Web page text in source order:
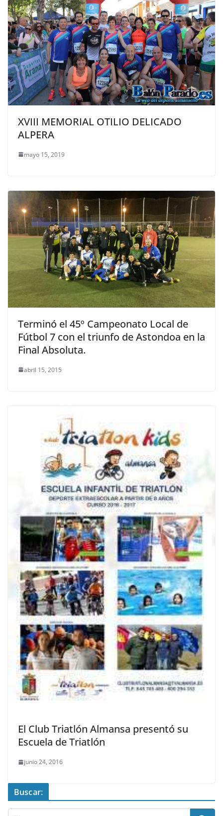
XVIII MEMORIAL OTILIO DELICADO
ALPERA
mayo 15, 2019
Terminó el 45º Campeonato Local de
Fútbol 7 con el triunfo de Astondoa en la
Final Absoluta.
abril 15, 2015
El Club Triatlón Almansa presentó su
Escuela de Triatlón
junio 24, 2016
Buscar: